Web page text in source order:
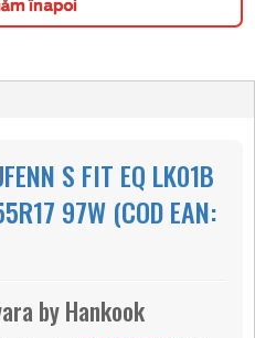
înapoi
S FIT EQ LK01B
97W (COD EAN:
by Hankook